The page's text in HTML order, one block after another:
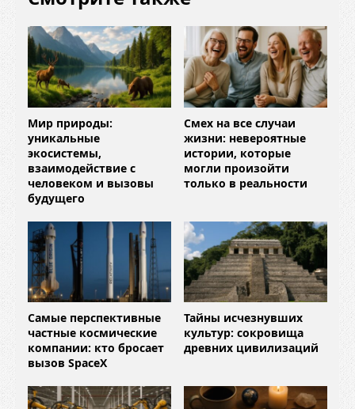
Мир природы:
уникальные
экосистемы,
взаимодействие с
человеком и вызовы
будущего
Смех на все случаи
жизни: невероятные
истории, которые
могли произойти
только в реальности
Самые перспективные
частные космические
компании: кто бросает
вызов SpaceX
Тайны исчезнувших
культур: сокровища
древних цивилизаций